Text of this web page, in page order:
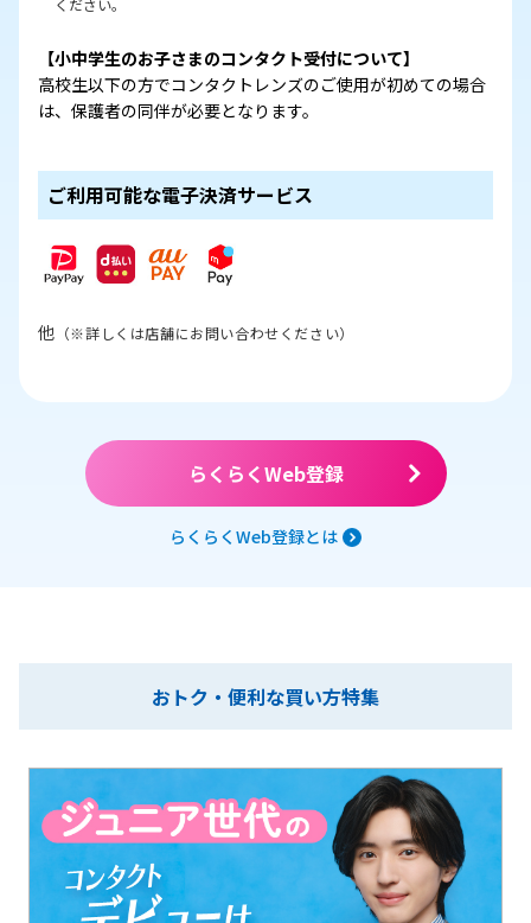
ください。
【小中学生のお子さまのコンタクト受付について】
高校生以下の方でコンタクトレンズのご使用が初めての場合
は、保護者の同伴が必要となります。
ご利用可能な電子決済サービス
他 （※詳しくは店舗にお問い合わせください）
らくらくWeb登録
らくらくWeb登録とは
おトク・便利な買い方特集